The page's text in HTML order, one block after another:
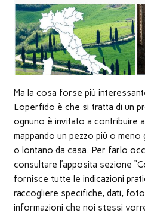
Ma la cosa forse più
Loperfido è che si tratta di un
ognuno è invitato a contribuire
mappando un pezzo più o
o lontano da casa. Per farlo
consultare l’apposita sezione
fornisce tutte le indicazioni
raccogliere specifiche, dati,
informazioni che noi stessi